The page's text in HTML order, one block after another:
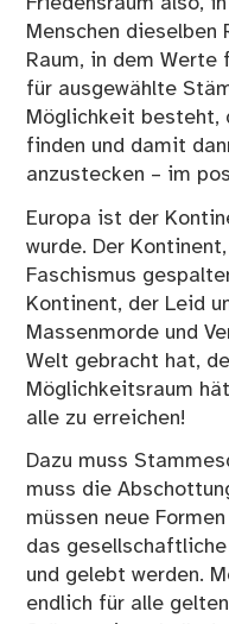
Menschen dieselben
Raum, in dem Werte
für ausgewählte
Möglichkeit besteht,
finden und damit
anzustecken – im
Europa ist der
wurde. Der
Faschismus
Kontinent, der Leid
Massenmorde und
Welt gebracht hat,
Möglichkeitsraum
alle zu erreichen!
Dazu muss
muss die
müssen neue
das
und gelebt werden.
endlich für alle